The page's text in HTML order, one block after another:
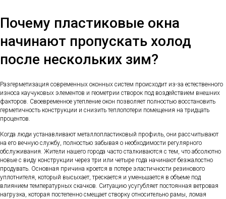
Почему пластиковые окна
начинают пропускать холод
после нескольких зим?
Разгерметизация современных оконных систем происходит из-за естественного
износа каучуковых элементов и геометрии створок под воздействием внешних
факторов. Своевременное утепление окон позволяет полностью восстановить
герметичность конструкции и снизить теплопотери помещения на тридцать
процентов.
Когда люди устанавливают металлопластиковый профиль, они рассчитывают
на его вечную службу, полностью забывая о необходимости регулярного
обслуживания. Жители нашего города часто сталкиваются с тем, что абсолютно
новые с виду конструкции через три или четыре года начинают безжалостно
продувать. Основная причина кроется в потере эластичности резинового
уплотнителя, который высыхает, трескается и уменьшается в объеме под
влиянием температурных скачков. Ситуацию усугубляет постоянная ветровая
нагрузка, которая постепенно смещает створку относительно рамы, ломая